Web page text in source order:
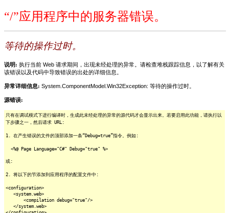
“/”应用程序中的服务器错误。
等待的操作过时。
说明: 执行当前 Web 请求期间，出现未经处理的异常。请检查堆栈跟踪信息，以了解有关
该错误以及代码中导致错误的出处的详细信息。
异常详细信息: System.ComponentModel.Win32Exception: 等待的操作过时。
源错误:
只有在调试模式下进行编译时，生成此未经处理的异常的源代码才会显示出来。若要启用此功能，请执行以
下步骤之一，然后请求 URL:
1. 在产生错误的文件的顶部添加一条“Debug=true”指令。例如:
<%@ Page Language="C#" Debug="true" %>
或:
2. 将以下的节添加到应用程序的配置文件中:
<configuration>
<system.web>
<compilation debug="true"/>
</system.web>